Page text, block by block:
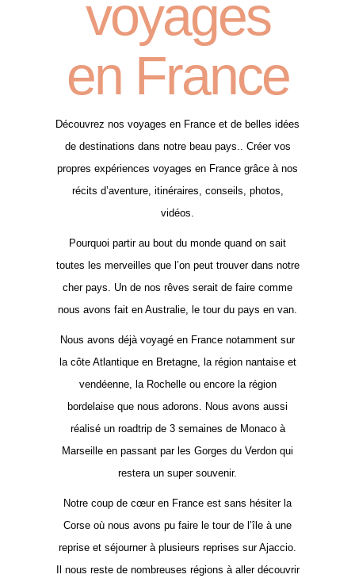
voyages
en France
Découvrez nos voyages en France et de belles idées
de destinations dans notre beau pays.. Créer vos
propres expériences voyages en France grâce à nos
récits d’aventure, itinéraires, conseils, photos,
vidéos.
Pourquoi partir au bout du monde quand on sait
toutes les merveilles que l’on peut trouver dans notre
cher pays. Un de nos rêves serait de faire comme
nous avons fait en Australie, le tour du pays en van.
Nous avons déjà voyagé en France notamment sur
la côte Atlantique en Bretagne, la région nantaise et
vendéenne, la Rochelle ou encore la région
bordelaise que nous adorons. Nous avons aussi
réalisé un roadtrip de 3 semaines de Monaco à
Marseille en passant par les Gorges du Verdon qui
restera un super souvenir.
Notre coup de cœur en France est sans hésiter la
Corse où nous avons pu faire le tour de l’île à une
reprise et séjourner à plusieurs reprises sur Ajaccio.
Il nous reste de nombreuses régions à aller découvrir